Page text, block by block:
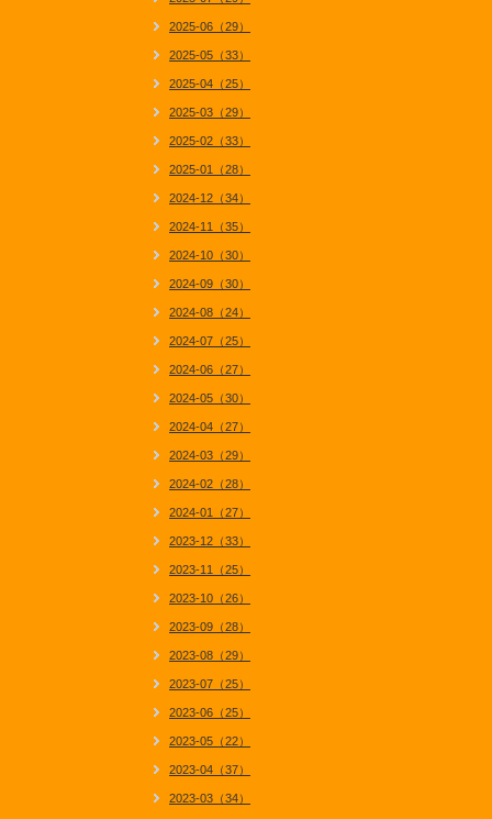
2025-06（29）
2025-05（33）
2025-04（25）
2025-03（29）
2025-02（33）
2025-01（28）
2024-12（34）
2024-11（35）
2024-10（30）
2024-09（30）
2024-08（24）
2024-07（25）
2024-06（27）
2024-05（30）
2024-04（27）
2024-03（29）
2024-02（28）
2024-01（27）
2023-12（33）
2023-11（25）
2023-10（26）
2023-09（28）
2023-08（29）
2023-07（25）
2023-06（25）
2023-05（22）
2023-04（37）
2023-03（34）